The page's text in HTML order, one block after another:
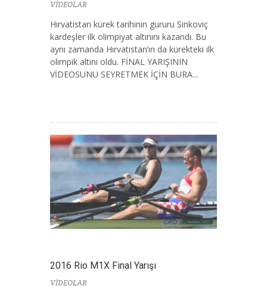
VİDEOLAR
Hırvatistan kürek tarihinin gururu Sinkoviç
kardeşler ilk olimpiyat altınını kazandı. Bu
aynı zamanda Hırvatistan’ın da kürekteki ilk
olimpik altını oldu. FİNAL YARIŞININ
VİDEOSUNU SEYRETMEK İÇİN BURA...
2016 Rio M1X Final Yarışı
VİDEOLAR